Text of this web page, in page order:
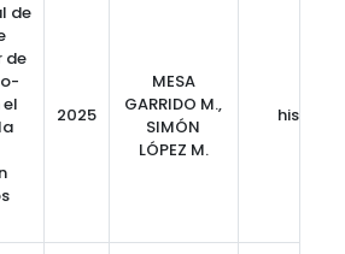
de
de
2025
MESA
GARRIDO M.,
SIMÓN
LÓPEZ M.
historia